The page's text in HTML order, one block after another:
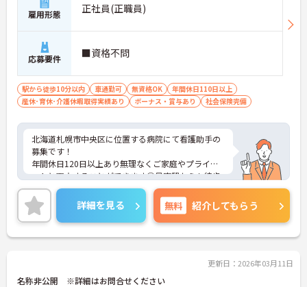
雇用形態 正社員(正職員)
応募要件 ■資格不問
駅から徒歩10分以内 車通勤可 無資格OK
年間休日110日以上
産休･育休･介護休暇取得実績あり
ボーナス・賞与あり 社会保険完備
北海道札幌市中央区に位置する病院にて看護助手の
募集です！
年間休日120日以上あり無理なくご家庭やプライベ
ートと両立することができます◎最寄駅からも徒歩
1分と通勤に便利な好立地です♪
ご興味のある方には、面接対策ポイントなど、さら
に詳細をご案内しますのでお気軽にご相談くださ
い！
詳細を見る 無料 紹介してもらう
更新日：2026年03月11日
名称非公開 ※詳細はお問合せください